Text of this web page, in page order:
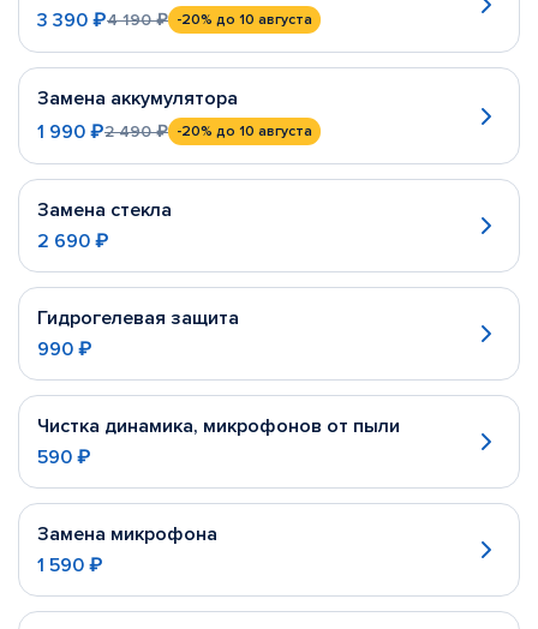
3 390 ₽4 190 ₽ -20% до 10 августа
Замена аккумулятора
1 990 ₽2 490 ₽ -20% до 10 августа
Замена стекла
2 690 ₽
Гидрогелевая защита
990 ₽
Чистка динамика, микрофонов от пыли
590 ₽
Замена микрофона
1 590 ₽